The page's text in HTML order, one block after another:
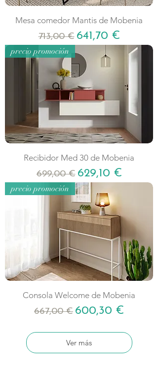
Mesa comedor Mantis de Mobenia
Precio
713,00 € Precio de oferta
641,70 €
precio promoción
Recibidor Med 30 de Mobenia
Precio
699,00 € Precio de oferta
629,10 €
precio promoción
Consola Welcome de Mobenia
Precio
667,00 € Precio de oferta
600,30 €
Ver más